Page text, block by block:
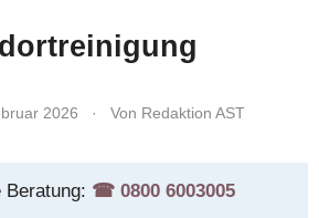
2026 ·
Von Redaktion AST
Beratung: ☎︎ 0800 6003005